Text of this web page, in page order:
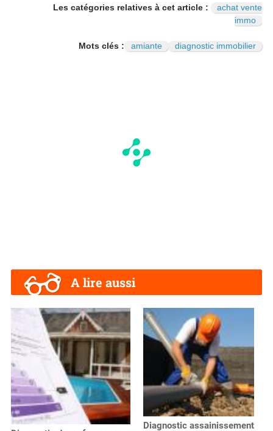
Les catégories relatives à cet article :
achat vente
immo
Mots clés : amiante diagnostic immobilier
A lire aussi
Diagnostic assainissement